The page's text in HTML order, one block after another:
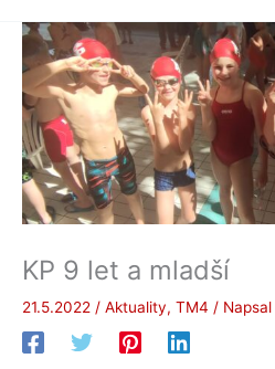
KP 9 let a mladší
21.5.2022 / Aktuality, TM4 / Napsal